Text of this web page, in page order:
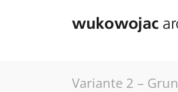
Variante 2 –